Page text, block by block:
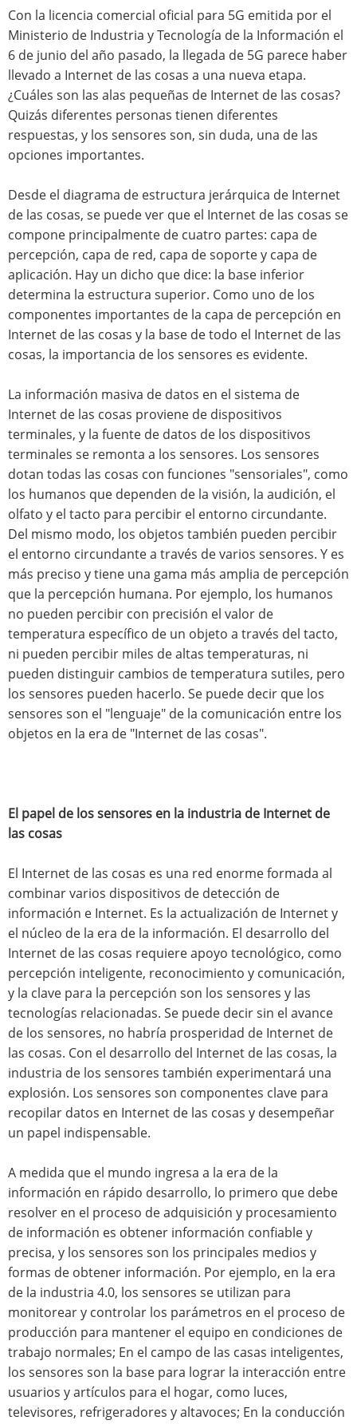
Con la licencia comercial oficial para 5G emitida por el
Ministerio de Industria y Tecnología de la Información el
6 de junio del año pasado, la llegada de 5G parece haber
llevado a Internet de las cosas a una nueva etapa.
¿Cuáles son las alas pequeñas de Internet de las cosas?
Quizás diferentes personas tienen diferentes
respuestas, y los sensores son, sin duda, una de las
opciones importantes.
Desde el diagrama de estructura jerárquica de Internet
de las cosas, se puede ver que el Internet de las cosas se
compone principalmente de cuatro partes: capa de
percepción, capa de red, capa de soporte y capa de
aplicación. Hay un dicho que dice: la base inferior
determina la estructura superior. Como uno de los
componentes importantes de la capa de percepción en
Internet de las cosas y la base de todo el Internet de las
cosas, la importancia de los sensores es evidente.
La información masiva de datos en el sistema de
Internet de las cosas proviene de dispositivos
terminales, y la fuente de datos de los dispositivos
terminales se remonta a los sensores. Los sensores
dotan todas las cosas con funciones "sensoriales", como
los humanos que dependen de la visión, la audición, el
olfato y el tacto para percibir el entorno circundante.
Del mismo modo, los objetos también pueden percibir
el entorno circundante a través de varios sensores. Y es
más preciso y tiene una gama más amplia de percepción
que la percepción humana. Por ejemplo, los humanos
no pueden percibir con precisión el valor de
temperatura específico de un objeto a través del tacto,
ni pueden percibir miles de altas temperaturas, ni
pueden distinguir cambios de temperatura sutiles, pero
los sensores pueden hacerlo. Se puede decir que los
sensores son el "lenguaje" de la comunicación entre los
objetos en la era de "Internet de las cosas".
El papel de los sensores en la industria de Internet de
las cosas
El Internet de las cosas es una red enorme formada al
combinar varios dispositivos de detección de
información e Internet. Es la actualización de Internet y
el núcleo de la era de la información. El desarrollo del
Internet de las cosas requiere apoyo tecnológico, como
percepción inteligente, reconocimiento y comunicación,
y la clave para la percepción son los sensores y las
tecnologías relacionadas. Se puede decir sin el avance
de los sensores, no habría prosperidad de Internet de
las cosas. Con el desarrollo del Internet de las cosas, la
industria de los sensores también experimentará una
explosión. Los sensores son componentes clave para
recopilar datos en Internet de las cosas y desempeñar
un papel indispensable.
A medida que el mundo ingresa a la era de la
información en rápido desarrollo, lo primero que debe
resolver en el proceso de adquisición y procesamiento
de información es obtener información confiable y
precisa, y los sensores son los principales medios y
formas de obtener información. Por ejemplo, en la era
de la industria 4.0, los sensores se utilizan para
monitorear y controlar los parámetros en el proceso de
producción para mantener el equipo en condiciones de
trabajo normales; En el campo de las casas inteligentes,
los sensores son la base para lograr la interacción entre
usuarios y artículos para el hogar, como luces,
televisores, refrigeradores y altavoces; En la conducción